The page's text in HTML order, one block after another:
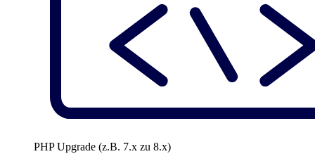
PHP Upgrade (z.B. 7.x zu 8.x)